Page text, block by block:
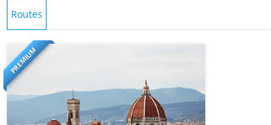
Routes
PREMIUM